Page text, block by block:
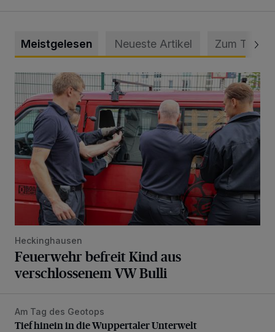
Meistgelesen Neueste Artikel Zum Thema
Feuerwehr befreit Kind aus verschlossenem VW Bulli
Heckinghausen
Feuerwehr befreit Kind aus
verschlossenem VW Bulli
Tief hinein in die Wuppertaler Unterwelt
Am Tag des Geotops
Tief hinein in die Wuppertaler Unterwelt